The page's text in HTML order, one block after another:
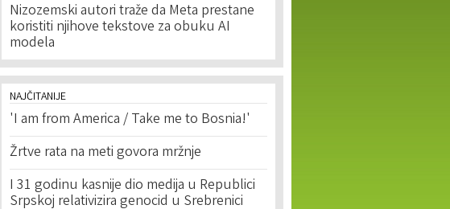
Nizozemski autori traže da Meta prestane
koristiti njihove tekstove za obuku AI
modela
NAJČITANIJE
'I am from America / Take me to Bosnia!'
Žrtve rata na meti govora mržnje
I 31 godinu kasnije dio medija u Republici
Srpskoj relativizira genocid u Srebrenici